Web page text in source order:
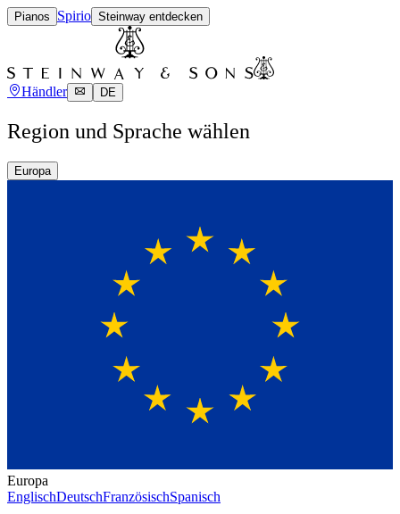
Pianos Spirio Steinway entdecken
Händler DE
Region und Sprache wählen
Europa
Europa
EnglischDeutschFranzösischSpanisch